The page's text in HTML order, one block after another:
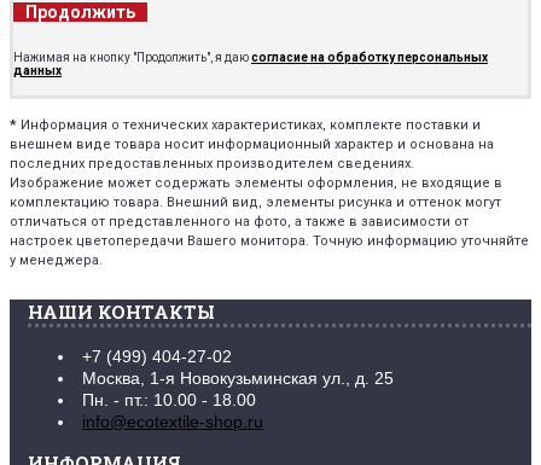
Продолжить
Нажимая на кнопку "Продолжить", я даюсогласие на обработку персональных
данных
* Информация о технических характеристиках, комплекте поставки и
внешнем виде товара носит информационный характер и основана на
последних предоставленных производителем сведениях.
Изображение может содержать элементы оформления, не входящие в
комплектацию товара. Внешний вид, элементы рисунка и оттенок могут
отличаться от представленного на фото, а также в зависимости от
настроек цветопередачи Вашего монитора. Точную информацию уточняйте
у менеджера.
НАШИ КОНТАКТЫ
+7 (499) 404-27-02
Москва, 1-я Новокузьминская ул., д. 25
Пн. - пт.: 10.00 - 18.00
info@ecotextile-shop.ru